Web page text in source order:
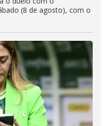
(8 de agosto), com o